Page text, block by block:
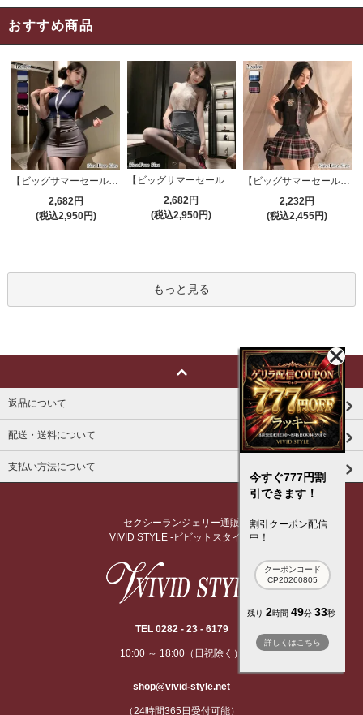
おすすめ商品
2,682円
(税込2,950円)
【ビッグサマーセール対象品】セクシーコスプレ(SEXYCOSPLAY) 4191
2,682円
(税込2,950円)
【ビッグサマーセール対象品】セクシーコスプレ(SEXYCOSPLAY) 3386
2,232円
(税込2,455円)
もっと見る
返品について
配送・送料について
支払い方法について
セクシーランジェリー通販
VIVID STYLE -ビビットスタイル-
TEL 0282 - 23 - 6179
10:00 ～ 18:00（日祝除く）
shop@vivid-style.net
（24時間365日受付可能）
今すぐ777円割
引できます！
割引クーポン配信
中！
クーポンコード
CP20260805
残り 2時間 49分 33秒
詳しくはこちら